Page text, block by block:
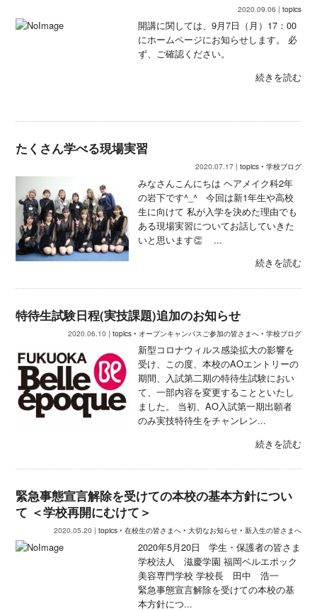
2020.09.06 | topics
開講に関しては、9月7日（月）17：00
にホームページにお知らせします。 必
ず、ご確認ください。
続きを読む
たくさん学べる現場実習
2020.07.17 | topics• 学校ブログ
みなさんこんにちは ヘアメイク科2年
の岩下です^_^ 今回は新1年生や高校
生に向けて 私が入学を決めた理由でも
ある現場実習についてお話していきた
いと思います👏 ...
続きを読む
特待生試験日程(実技課題)追加のお知らせ
2020.06.10 | topics• オープンキャンパスご参加の皆さまへ• 学校ブログ
新型コロナウィルス感染拡大の影響を
受け、この度、本校のAOエントリーの
期間、入試第二期の特待生試験におい
て、一部内容を変更することといたし
ました。 当初、AO入試第一期出願者
のみ実技特待生をチャンレン...
続きを読む
緊急事態宣言解除を受けての本校の基本方針につい
て ＜学校再開にむけて＞
2020.05.20 | topics• 在校生の皆さまへ• 大切なお知らせ• 新入生の皆さまへ
2020年5月20日 学生・保護者の皆さま
学校法人 滋慶学園 福岡ベルエポック
美容専門学校 学校長 田中 浩一
緊急事態宣言解除を受けての本校の基
本方針につ...